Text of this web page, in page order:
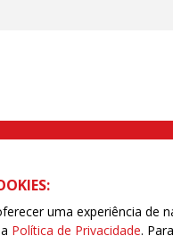
CEP 03041-000 Brás, São
uma experiência de
Política de Privacidade.